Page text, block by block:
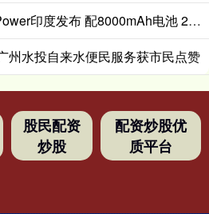
国汇策略 POCO M8 Power印度发布 配8000mAh电池 24999卢比起
州水投自来水便民服务获市民点赞
股民配资
炒股
配资炒股优
质平台